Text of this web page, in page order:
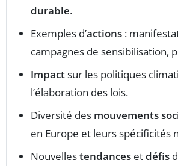
durable.
Exemples d’actions :
campagnes de sensibilisation,
Impactsur les politiques
l’élaboration des lois.
Diversité des mouvements
en Europe et leurs spécificités
Nouvellestendances etdéfis